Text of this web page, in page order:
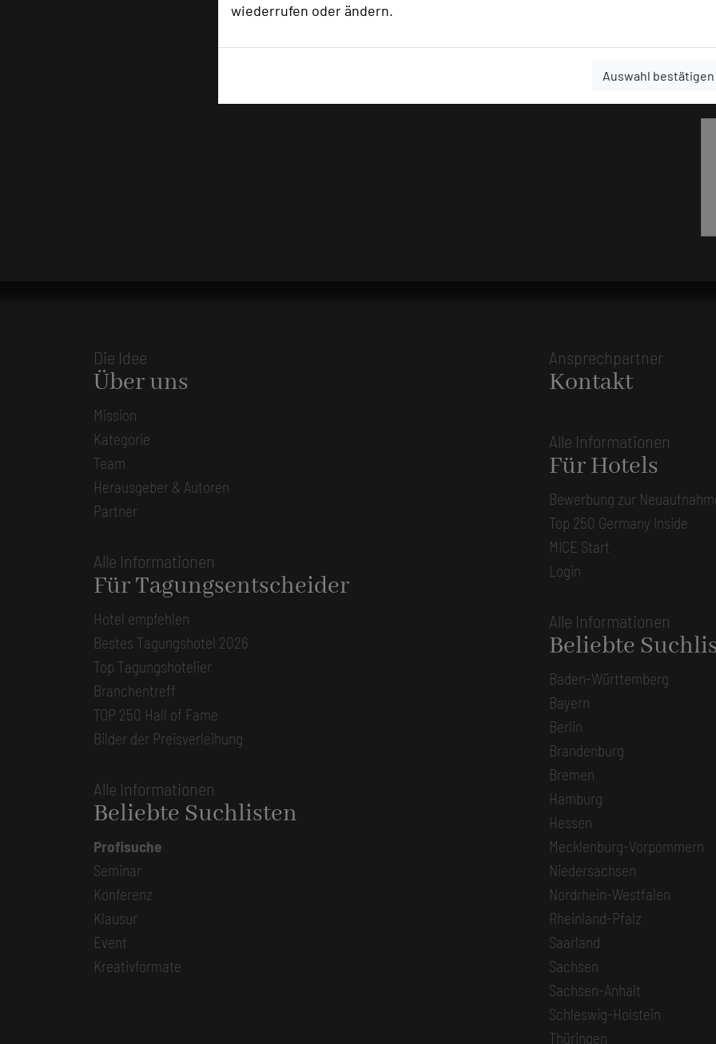
wiederrufen oder ändern.
Auswahl bestätigen
Die Idee
Über uns
Mission
Kategorie
Team
Herausgeber & Autoren
Partner
Alle Informationen
Für Tagungsentscheider
Hotel empfehlen
Bestes Tagungshotel 2026
Top Tagungshotelier
Branchentreff
TOP 250 Hall of Fame
Bilder der Preisverleihung
Alle Informationen
Beliebte Suchlisten
Profisuche
Seminar
Konferenz
Klausur
Event
Kreativformate
Ansprechpartner
Kontakt
Alle Informationen
Für Hotels
Bewerbung zur
Top 250 Germany Inside
MICE Start
Login
Alle Informationen
Beliebte
Baden-Württemberg
Bayern
Berlin
Brandenburg
Bremen
Hamburg
Hessen
Mecklenburg-Vorpommern
Niedersachsen
Nordrhein-Westfalen
Rheinland-Pfalz
Saarland
Sachsen
Sachsen-Anhalt
Schleswig-Holstein
Thüringen